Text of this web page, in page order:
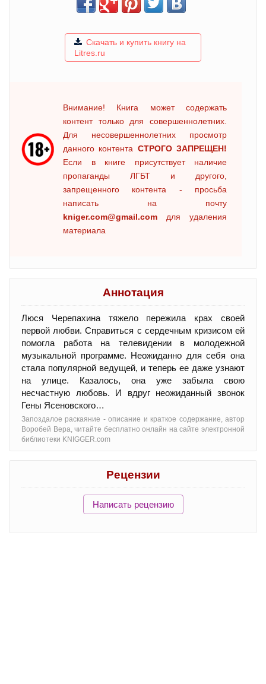
Скачать и купить книгу на
Litres.ru
Внимание! Книга может содержать
контент только для совершеннолетних.
Для несовершеннолетних просмотр
данного контента СТРОГО ЗАПРЕЩЕН!
Если в книге присутствует наличие
пропаганды ЛГБТ и другого,
запрещенного контента - просьба
написать на почту
kniger.com@gmail.com для удаления
материала
Аннотация
Люся Черепахина тяжело пережила крах своей
первой любви. Справиться с сердечным кризисом ей
помогла работа на телевидении в молодежной
музыкальной программе. Неожиданно для себя она
стала популярной ведущей, и теперь ее даже узнают
на улице. Казалось, она уже забыла свою
несчастную любовь. И вдруг неожиданный звонок
Гены Ясеновского…
Запоздалое раскаяние - oписание и краткое содержание, автор
Воробей Вера, читайте бесплатно онлайн на сайте электронной
библиотеки KNIGGER.com
Рецензии
Написать рецензию